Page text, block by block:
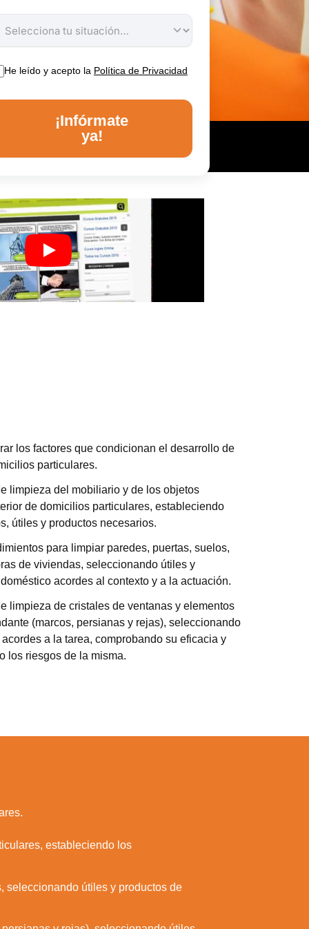
He leído y acepto la Política de Privacidad
¡Infórmate
ya!
los factores que condicionan el desarrollo de
particulares.
limpieza del mobiliario y de los objetos
de domicilios particulares, estableciendo
útiles y productos necesarios.
para limpiar paredes, puertas, suelos,
de viviendas, seleccionando útiles y
acordes al contexto y a la actuación.
limpieza de cristales de ventanas y elementos
(marcos, persianas y rejas), seleccionando
a la tarea, comprobando su eficacia y
los riesgos de la misma.
estableciendo los
seleccionando útiles y productos de